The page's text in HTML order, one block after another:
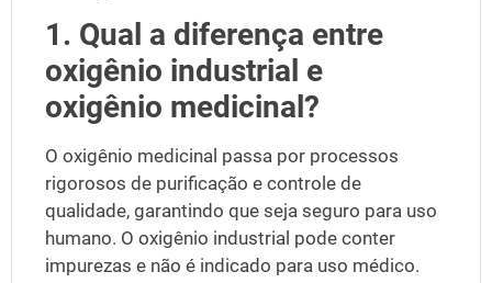
1. Qual a diferença entre
oxigênio industrial e
oxigênio medicinal?
O oxigênio medicinal passa por processos
rigorosos de purificação e controle de
qualidade, garantindo que seja seguro para uso
humano. O oxigênio industrial pode conter
impurezas e não é indicado para uso médico.